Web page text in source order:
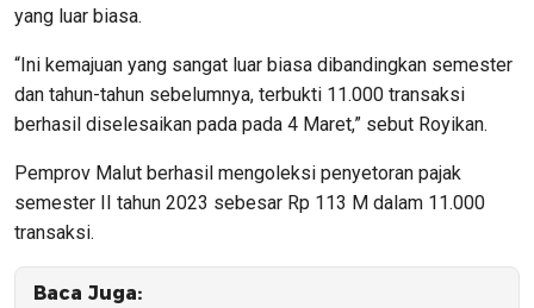
yang luar biasa.
“Ini kemajuan yang sangat luar biasa dibandingkan semester
dan tahun-tahun sebelumnya, terbukti 11.000 transaksi
berhasil diselesaikan pada pada 4 Maret,” sebut Royikan.
Pemprov Malut berhasil mengoleksi penyetoran pajak
semester II tahun 2023 sebesar Rp 113 M dalam 11.000
transaksi.
Baca Juga: